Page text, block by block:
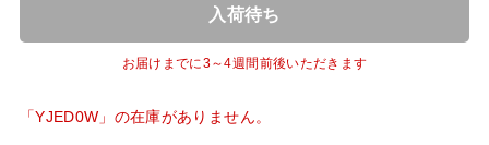
入荷待ち
お届けまでに3～4週間前後いただきます
「YJED0W」の在庫がありません。